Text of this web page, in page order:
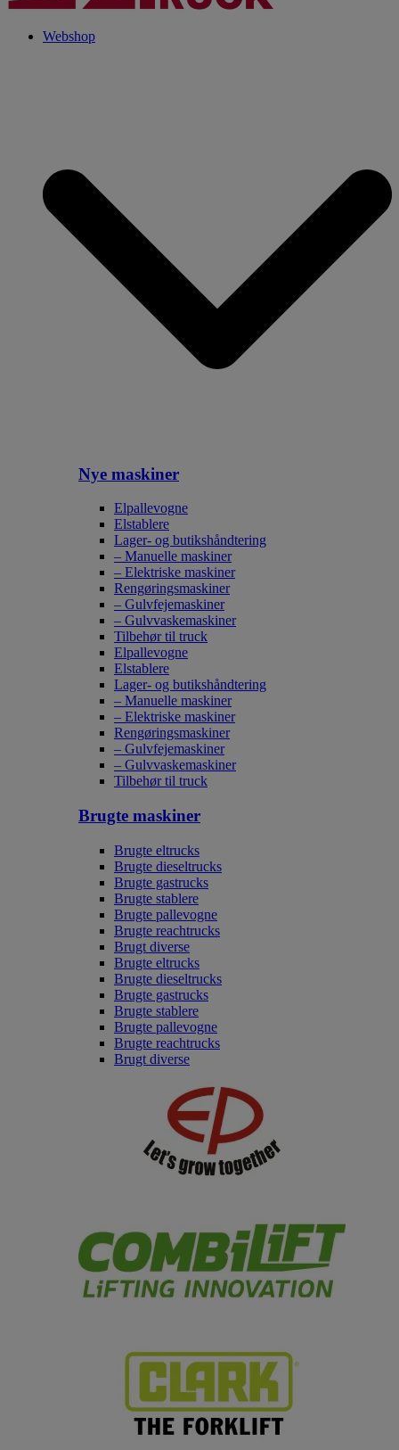
Webshop
Nye maskiner
Elpallevogne
Elstablere
Lager- og butikshåndtering
– Manuelle maskiner
– Elektriske maskiner
Rengøringsmaskiner
– Gulvfejemaskiner
– Gulvvaskemaskiner
Tilbehør til truck
Elpallevogne
Elstablere
Lager- og butikshåndtering
– Manuelle maskiner
– Elektriske maskiner
Rengøringsmaskiner
– Gulvfejemaskiner
– Gulvvaskemaskiner
Tilbehør til truck
Brugte maskiner
Brugte eltrucks
Brugte dieseltrucks
Brugte gastrucks
Brugte stablere
Brugte pallevogne
Brugte reachtrucks
Brugt diverse
Brugte eltrucks
Brugte dieseltrucks
Brugte gastrucks
Brugte stablere
Brugte pallevogne
Brugte reachtrucks
Brugt diverse